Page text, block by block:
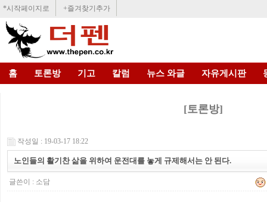
*시작페이지로 +즐겨찾기추가
홈 토론방 기고 칼럼 뉴스 와글 자유게시판
[토론방]
작성일 : 19-03-17 18:22
노인들의 활기찬 삶을 위하여 운전대를 놓게 규제해서는 안 된다.
글쓴이 : 소담